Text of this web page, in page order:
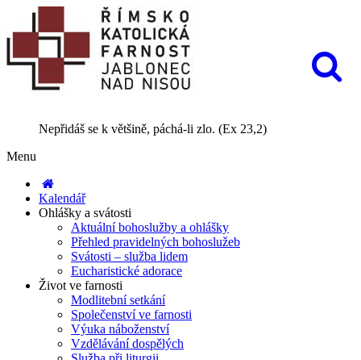
Nepřidáš se k většině, páchá-li zlo. (Ex 23,2)
Menu
Kalendář
Ohlášky a svátosti
Aktuální bohoslužby a ohlášky
Přehled pravidelných bohoslužeb
Svátosti – služba lidem
Eucharistické adorace
Život ve farnosti
Modlitební setkání
Společenství ve farnosti
Výuka náboženství
Vzdělávání dospělých